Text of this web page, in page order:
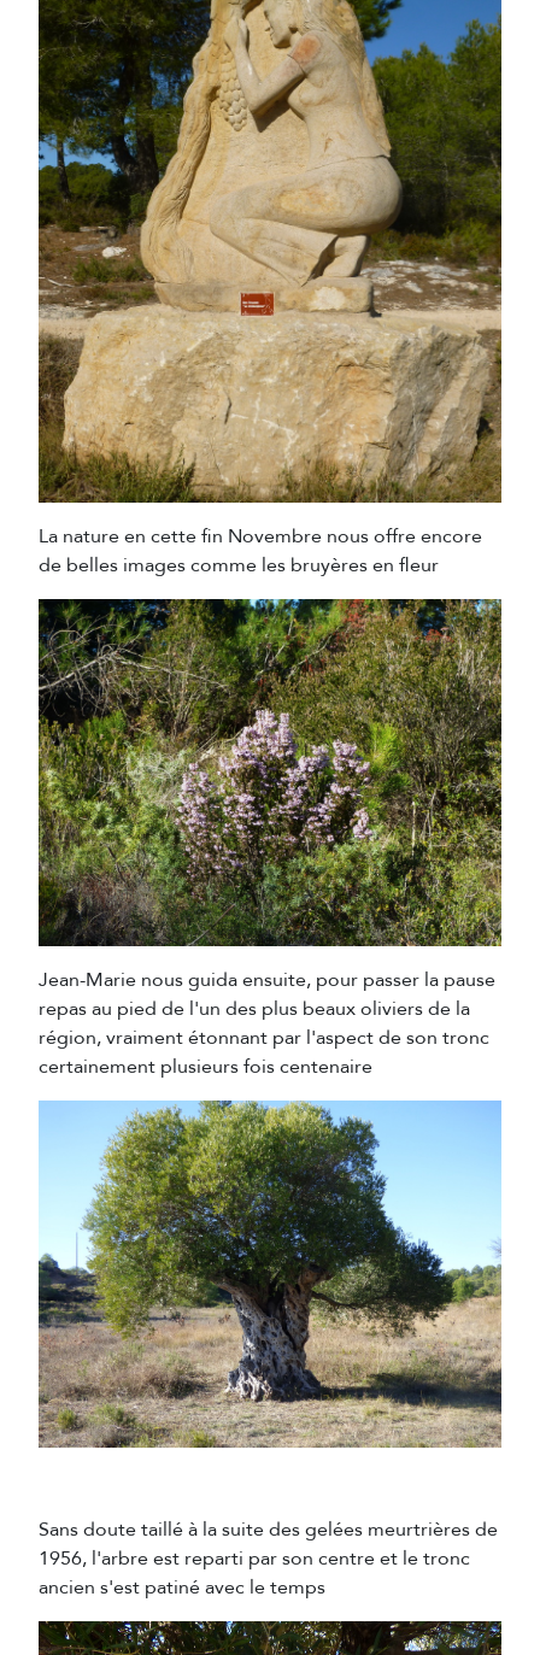
La nature en cette fin Novembre nous offre encore
de belles images comme les bruyères en fleur
Jean-Marie nous guida ensuite, pour passer la pause
repas au pied de l'un des plus beaux oliviers de la
région, vraiment étonnant par l'aspect de son tronc
certainement plusieurs fois centenaire
Sans doute taillé à la suite des gelées meurtrières de
1956, l'arbre est reparti par son centre et le tronc
ancien s'est patiné avec le temps